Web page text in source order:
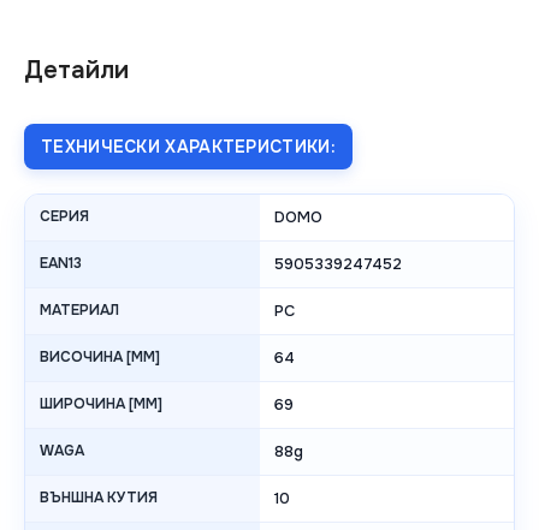
Детайли
ТЕХНИЧЕСКИ ХАРАКТЕРИСТИКИ:
СЕРИЯ DOMO
EAN13 5905339247452
МАТЕРИАЛ PC
ВИСОЧИНА [MM] 64
ШИРОЧИНА [MM] 69
WAGA 88g
ВЪНШНА КУТИЯ 10